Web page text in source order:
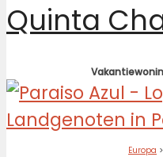
Quinta
Europa >